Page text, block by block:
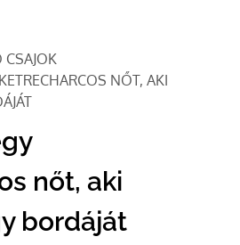
CSAJOK
NŐT, AKI
nőt, aki
bordáját